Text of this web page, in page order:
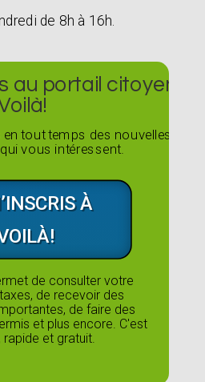
de 8h à 16h.
au portail citoyen
en tout temps des nouvelles
vous intéressent.
À
de consulter votre
de recevoir des
de faire des
et plus encore. C'est
rapide et gratuit.